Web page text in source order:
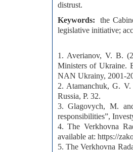
distrust.
Keywords:
the
legislative initiative;
1. Averianov, V. B.
Ministers of Ukraine.
NAN Ukrainy, 2001-
2. Atamanchuk, G.
Russia, P. 32.
3. Glagovych, M.
responsibilities”,
4. The Verkhovna
available at: https://
5. The Verkhovna